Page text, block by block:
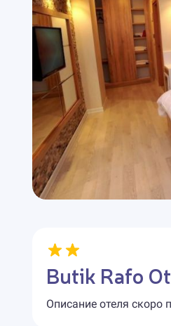
Butik Rafo
Описание отеля скоро